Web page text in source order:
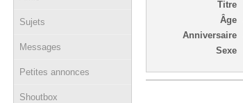
Sujets
Messages
Petites annonces
Shoutbox
Titre
Âge
Anniversaire
Sexe